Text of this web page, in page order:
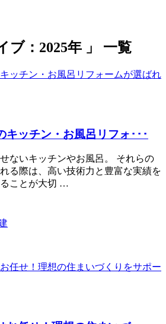
ブ：2025年 」 一覧
キッチン・お風呂リフォ･･･
ないキッチンやお風呂。 それらの
る際は、高い技術力と豊富な実績を
ことが大切 …